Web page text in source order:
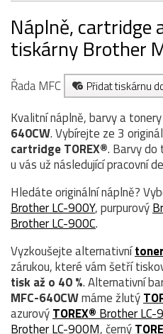
Náplně, cartridge
tiskárny Brother
Řada MFC Přidat tiskárnu
Kvalitní náplně, barvy a
640CW. Vybírejte ze 3
cartridge TOREX®. Barvy do
u vás už následující pracovní
Hledáte originální náplně?
Brother LC-900Y, purpurový
Brother LC-900C.
Vyzkoušejte alternativní
zárukou, které vám šetří
tisk až o 40 %. Alternativní
MFC-640CWmáme žlutý
azurovýTOREX® Brother LC-
Brother LC-900M, černý